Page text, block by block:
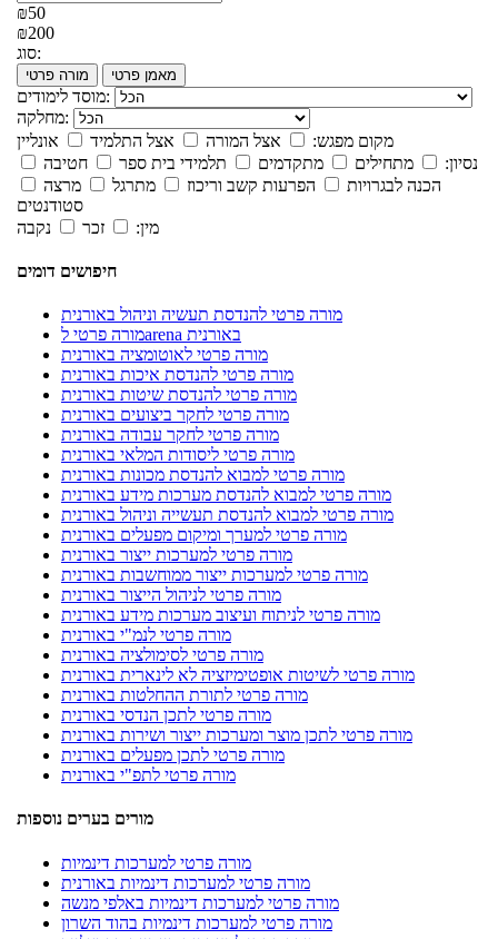
₪50
₪200
סוג:
מורה פרטי מאמן פרטי
מוסד לימודים:
מחלקה:
מקום מפגש:
אצל המורה אצל התלמיד
אונליין
נסיון:
מתחילים מתקדמים תלמידי בית ספר
חטיבה
הכנה לבגרויות
הפרעות קשב וריכוז מתרגל
מרצה
סטודנטים
מין:
זכר נקבה
חיפושים דומים
מורה פרטי להנדסת תעשיה וניהול באורנית
מורה פרטי לarena באורנית
מורה פרטי לאוטומציה באורנית
מורה פרטי להנדסת איכות באורנית
מורה פרטי להנדסת שיטות באורנית
מורה פרטי לחקר ביצועים באורנית
מורה פרטי לחקר עבודה באורנית
מורה פרטי ליסודות המלאי באורנית
מורה פרטי למבוא להנדסת מכונות באורנית
מורה פרטי למבוא להנדסת מערכות מידע באורנית
מורה פרטי למבוא להנדסת תעשייה וניהול באורנית
מורה פרטי למערך ומיקום מפעלים באורנית
מורה פרטי למערכות ייצור באורנית
מורה פרטי למערכות ייצור ממוחשבות באורנית
מורה פרטי לניהול הייצור באורנית
מורה פרטי לניתוח ועיצוב מערכות מידע באורנית
מורה פרטי לנמ"י באורנית
מורה פרטי לסימולציה באורנית
מורה פרטי לשיטות אופטימיזציה לא לינארית באורנית
מורה פרטי לתורת ההחלטות באורנית
מורה פרטי לתכן הנדסי באורנית
מורה פרטי לתכן מוצר ומערכות ייצור ושירות באורנית
מורה פרטי לתכן מפעלים באורנית
מורה פרטי לתפ"י באורנית
מורים בערים נוספות
מורה פרטי למערכות דינמיות
מורה פרטי למערכות דינמיות באורנית
מורה פרטי למערכות דינמיות באלפי מנשה
מורה פרטי למערכות דינמיות בהוד השרון